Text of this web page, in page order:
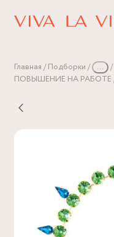
Главная Подборки ...
ПОВЫШЕНИЕ НА РАБОТЕ